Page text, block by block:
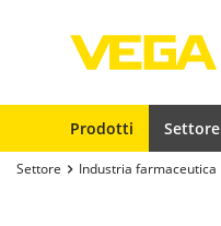
Prodotti Settore
Settore Industria farmaceutica